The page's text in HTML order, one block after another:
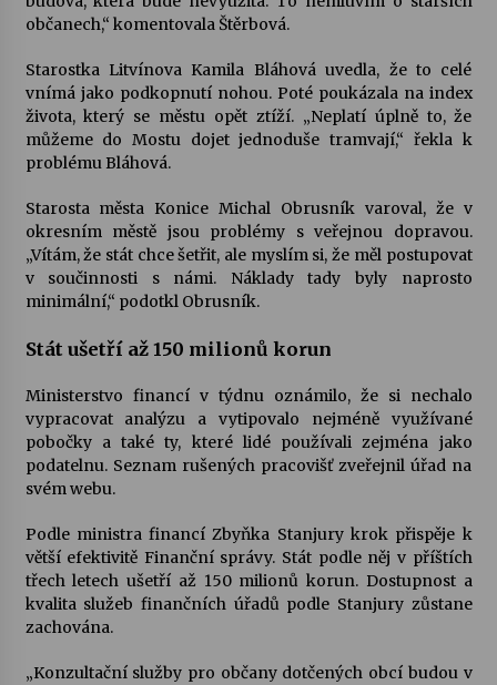
občanech,“ komentovala Štěrbová.
Starostka Litvínova Kamila Bláhová uvedla, že to celé
vnímá jako podkopnutí nohou. Poté poukázala na index
života, který se městu opět ztíží. „Neplatí úplně to, že
můžeme do Mostu dojet jednoduše tramvají,“ řekla k
problému Bláhová.
Starosta města Konice Michal Obrusník varoval, že v
okresním městě jsou problémy s veřejnou dopravou.
„Vítám, že stát chce šetřit, ale myslím si, že měl postupovat
v součinnosti s námi. Náklady tady byly naprosto
minimální,“ podotkl Obrusník.
Stát ušetří až 150 milionů korun
Ministerstvo financí v týdnu oznámilo, že si nechalo
vypracovat analýzu a vytipovalo nejméně využívané
pobočky a také ty, které lidé používali zejména jako
podatelnu. Seznam rušených pracovišť zveřejnil úřad na
svém webu.
Podle ministra financí Zbyňka Stanjury krok přispěje k
větší efektivitě Finanční správy. Stát podle něj v příštích
třech letech ušetří až 150 milionů korun. Dostupnost a
kvalita služeb finančních úřadů podle Stanjury zůstane
zachována.
„Konzultační služby pro občany dotčených obcí budou v